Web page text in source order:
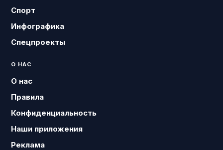
Спорт
Инфографика
Спецпроекты
О НАС
О нас
Правила
Конфиденциальность
Наши приложения
Реклама